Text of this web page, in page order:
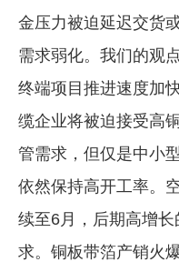
金压力被迫延迟交货
需求弱化。我们的观
终端项目推进速度加
缆企业将被迫接受高
管需求，但仅是中小
依然保持高开工率。
续至6月，后期高增
求。铜板带箔产销火